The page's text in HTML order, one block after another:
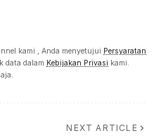
kami , Anda menyetujui Persyaratan
data dalam Kebijakan Privasi kami.
NEXT ARTICLE